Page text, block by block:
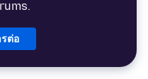
ต่อ